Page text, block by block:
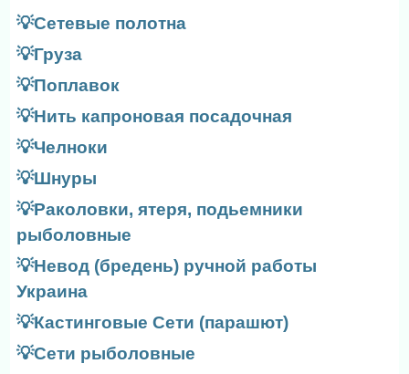
💡Сетевые полотна
💡Груза
💡Поплавок
💡Нить капроновая посадочная
💡Челноки
💡Шнуры
💡Раколовки, ятеря, подьемники
рыболовные
💡Невод (бредень) ручной работы
Украина
💡Кастинговые Сети (парашют)
💡Сети рыболовные